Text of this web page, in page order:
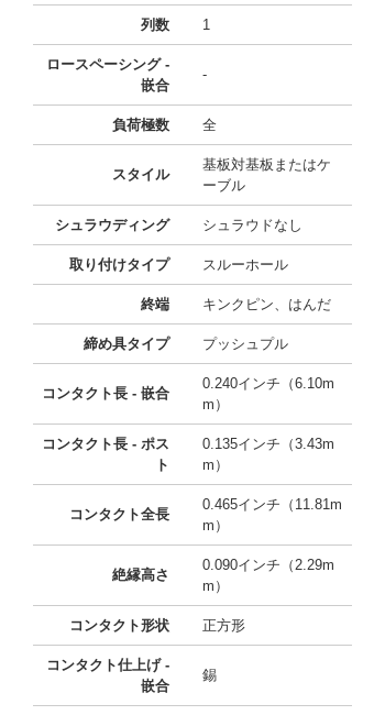
列数 1
ロースペーシング -
嵌合
-
負荷極数 全
スタイル
基板対基板またはケ
ーブル
シュラウディング シュラウドなし
取り付けタイプ スルーホール
終端 キンクピン、はんだ
締め具タイプ プッシュプル
コンタクト長 - 嵌合
0.240インチ（6.10m
m）
コンタクト長 - ポス
ト
0.135インチ（3.43m
m）
コンタクト全長
0.465インチ（11.81m
m）
絶縁高さ
0.090インチ（2.29m
m）
コンタクト形状 正方形
コンタクト仕上げ -
嵌合
錫